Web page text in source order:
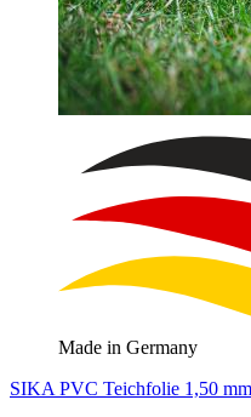
Made in Germany
SIKA PVC Teichfolie 1,50